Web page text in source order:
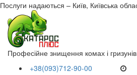
Послуги надаються – Київ, Київська
Професійне знищення комах і
+38(093)712-90-00